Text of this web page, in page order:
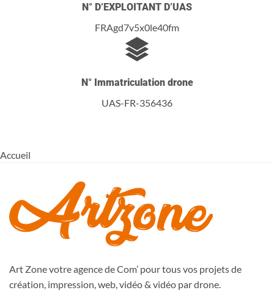
N° D’EXPLOITANT D’UAS
FRAgd7v5x0le40fm
N° Immatriculation drone
UAS-FR-356436
Accueil
Art Zone votre agence de Com’ pour tous vos projets de
création, impression, web, vidéo & vidéo par drone.